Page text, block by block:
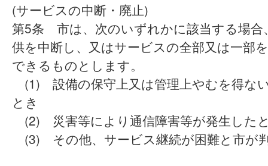
(サービスの中断・廃止)
第5条 市は、次のいずれかに該当する場合
供を中断し、又はサービスの全部又は一部
できるものとします。
(1) 設備の保守上又は管理上やむを得な
とき
(2) 災害等により通信障害等が発生した
(3) その他、サービス継続が困難と市が